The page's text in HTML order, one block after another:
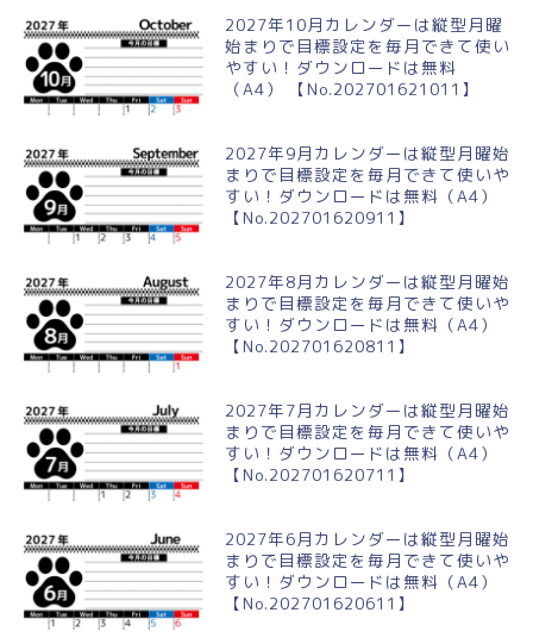
2027年10月カレンダーは縦型月曜
始まりで目標設定を毎月できて使い
やすい！ダウンロードは無料
（A4） 【No.202701621011】
2027年9月カレンダーは縦型月曜始
まりで目標設定を毎月できて使いや
すい！ダウンロードは無料（A4）
【No.202701620911】
2027年8月カレンダーは縦型月曜始
まりで目標設定を毎月できて使いや
すい！ダウンロードは無料（A4）
【No.202701620811】
2027年7月カレンダーは縦型月曜始
まりで目標設定を毎月できて使いや
すい！ダウンロードは無料（A4）
【No.202701620711】
2027年6月カレンダーは縦型月曜始
まりで目標設定を毎月できて使いや
すい！ダウンロードは無料（A4）
【No.202701620611】